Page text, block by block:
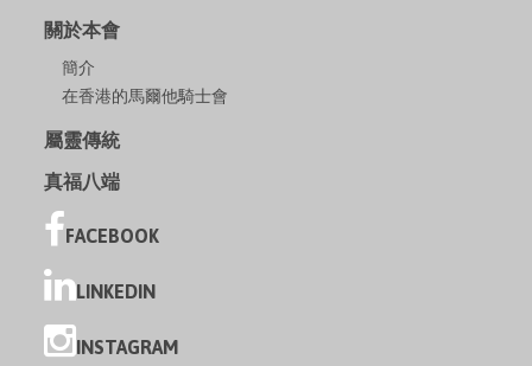
關於本會
簡介
在香港的馬爾他騎士會
屬靈傳統
真福八端
FACEBOOK
LINKEDIN
INSTAGRAM